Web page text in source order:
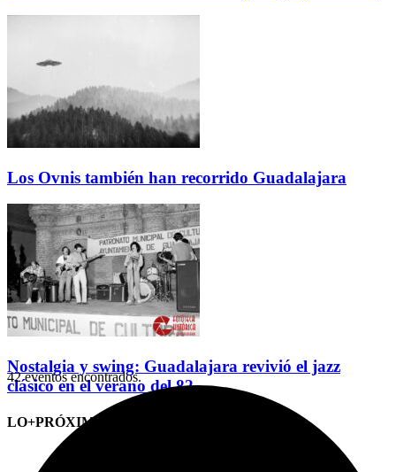
Los Ovnis también han recorrido Guadalajara
Nostalgia y swing: Guadalajara revivió el jazz
clásico en el verano del 82
LO+PRÓXIMO (CITAS)
42 eventos encontrados.